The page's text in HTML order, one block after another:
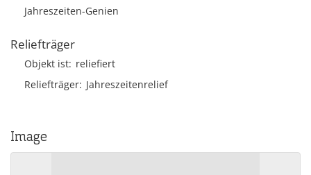
Jahreszeiten-Genien
Reliefträger
Objekt ist reliefiert
Reliefträger Jahreszeitenrelief
Image